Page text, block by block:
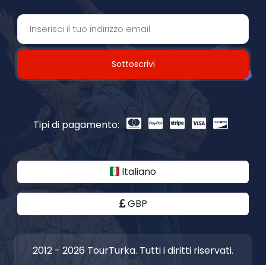
Sottoscrivi
Tipi di pagamento:
Italiano
GBP
2012 - 2026 TourTurka. Tutti i diritti riservati.